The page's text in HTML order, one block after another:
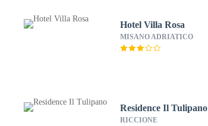
Hotel Villa Rosa
MISANO ADRIATICO
Residence Il Tulipano
RICCIONE